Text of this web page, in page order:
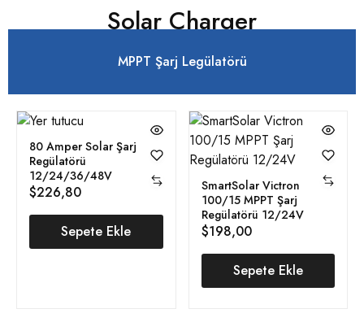
Solar Charger
MPPT Şarj Legülatörü
80 Amper Solar Şarj
Regülatörü
12/24/36/48V
$226,80
Sepete Ekle
SmartSolar Victron
100/15 MPPT Şarj
Regülatörü 12/24V
$198,00
Sepete Ekle